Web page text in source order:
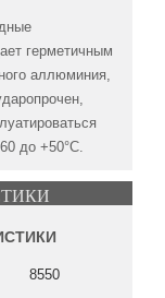
герметичным
аллюминия,
до +50°C.
8550